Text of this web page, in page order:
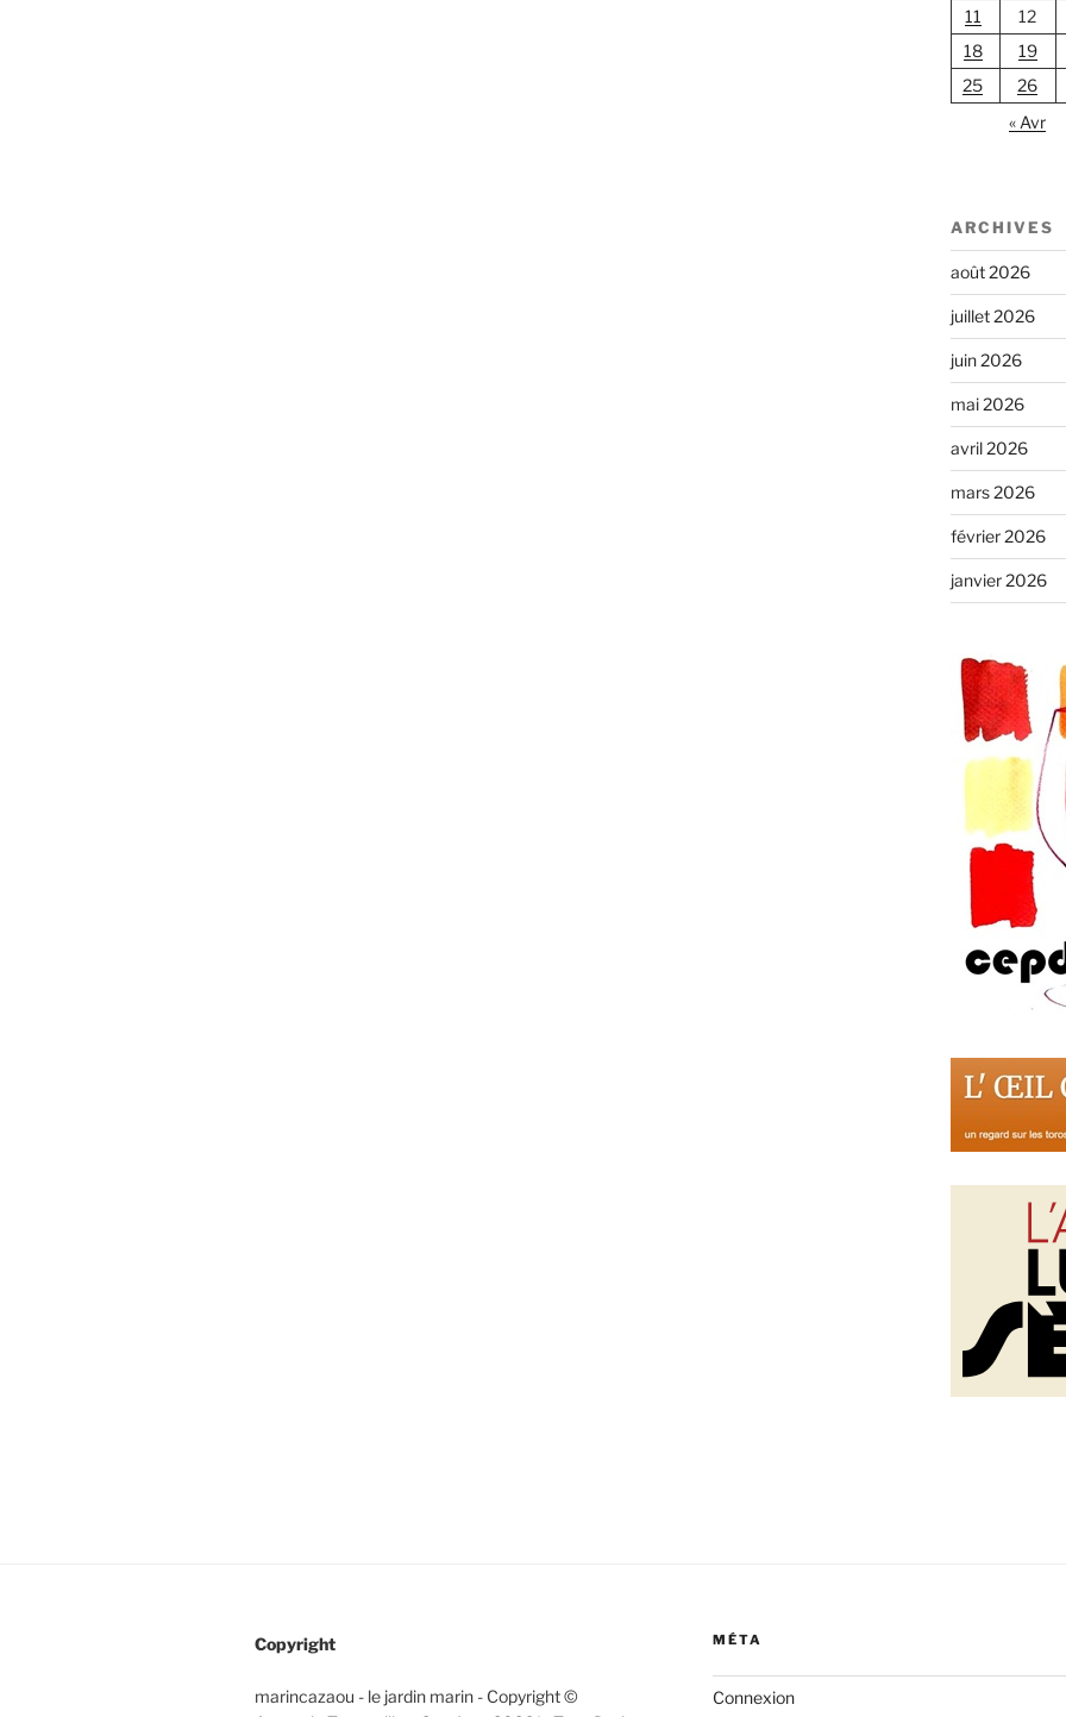
11
12
18
19
25
26
« Avr
ARCHIVES
août 2026
juillet 2026
juin 2026
mai 2026
avril 2026
mars 2026
février 2026
janvier 2026
Copyright
marincazaou - le jardin marin - Copyright ©
MÉTA
Connexion